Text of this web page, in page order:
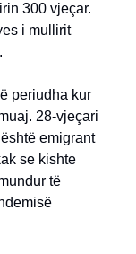
300 vjeçar.
i mullirit
periudha kur
28-vjeçari
emigrant
se kishte
të